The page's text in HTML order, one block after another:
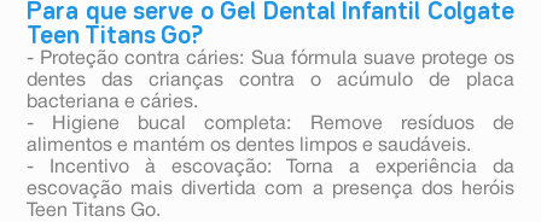
Para que serve o Gel Dental Infantil Colgate
Teen Titans Go?
- Proteção contra cáries: Sua fórmula suave protege os
dentes das crianças contra o acúmulo de placa
bacteriana e cáries.
- Higiene bucal completa: Remove resíduos de
alimentos e mantém os dentes limpos e saudáveis.
- Incentivo à escovação: Torna a experiência da
escovação mais divertida com a presença dos heróis
Teen Titans Go.